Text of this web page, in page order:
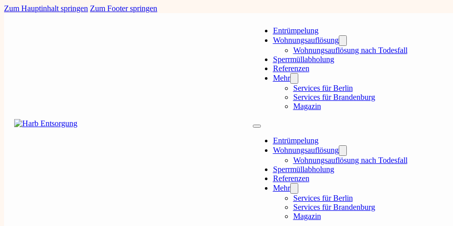
Zum Hauptinhalt springen Zum Footer springen
Entrümpelung
Wohnungsauflösung
Wohnungsauflösung nach Todesfall
Sperrmüllabholung
Referenzen
Mehr
Services für Berlin
Services für Brandenburg
Magazin
Entrümpelung
Wohnungsauflösung
Wohnungsauflösung nach Todesfall
Sperrmüllabholung
Referenzen
Mehr
Services für Berlin
Services für Brandenburg
Magazin